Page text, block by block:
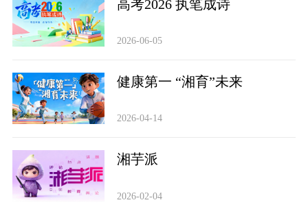
高考2026 执笔成诗
2026-06-05
健康第一 “湘育”未来
2026-04-14
‌湘芋派
2026-02-04